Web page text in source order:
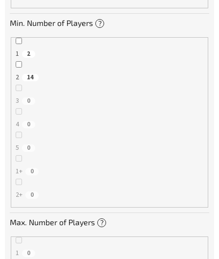
Min. Number of Players ?
1 2
2 14
3 0
4 0
5 0
1+ 0
2+ 0
Max. Number of Players ?
1 0